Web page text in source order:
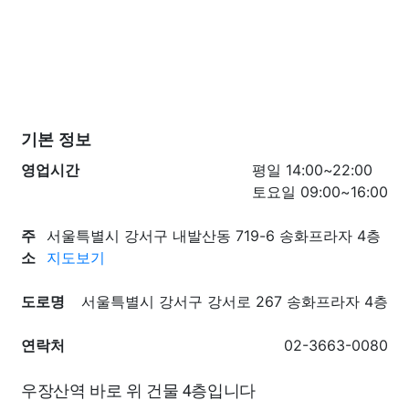
기본 정보
영업시간
평일 14:00~22:00
토요일 09:00~16:00
주
소
서울특별시 강서구 내발산동 719-6 송화프라자 4층
지도보기
도로명 서울특별시 강서구 강서로 267 송화프라자 4층
연락처 02-3663-0080
우장산역 바로 위 건물 4층입니다